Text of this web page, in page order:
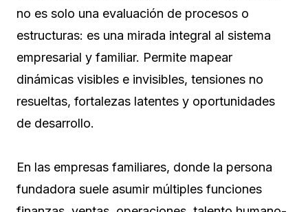
no es solo una evaluación de procesos o
estructuras: es una mirada integral al sistema
empresarial y familiar. Permite mapear
dinámicas visibles e invisibles, tensiones no
resueltas, fortalezas latentes y oportunidades
de desarrollo.
En las empresas familiares, donde la persona
fundadora suele asumir múltiples funciones